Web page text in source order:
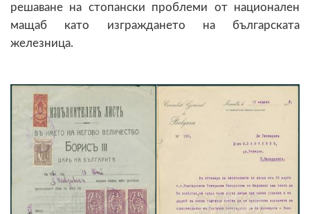
решаване на стопански проблеми от национален
мащаб като изграждането на българската
железница.